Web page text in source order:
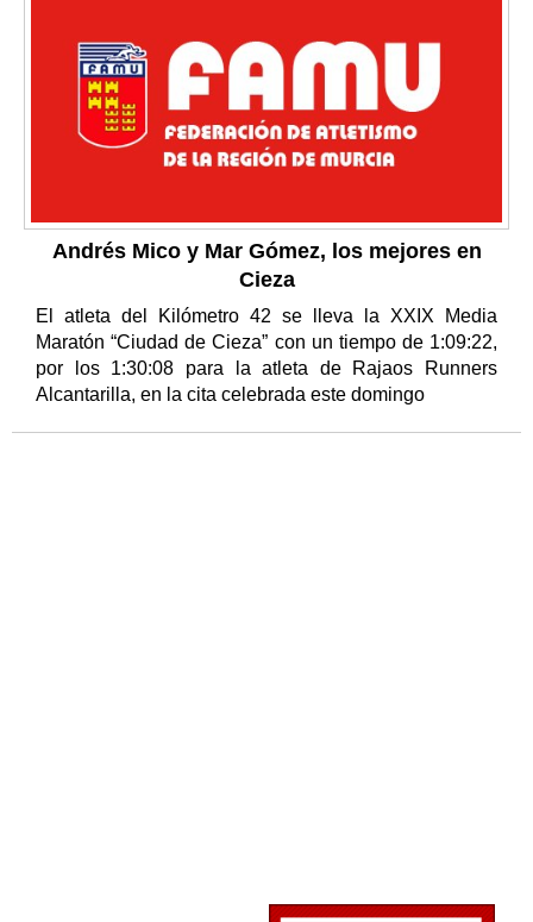
Andrés Mico y Mar Gómez, los mejores en
Cieza
El atleta del Kilómetro 42 se lleva la XXIX Media
Maratón “Ciudad de Cieza” con un tiempo de 1:09:22,
por los 1:30:08 para la atleta de Rajaos Runners
Alcantarilla, en la cita celebrada este domingo